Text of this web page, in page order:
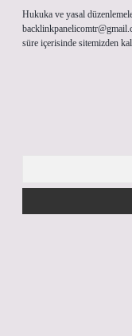
Hukuka ve yasal
süre içerisinde sitemizden